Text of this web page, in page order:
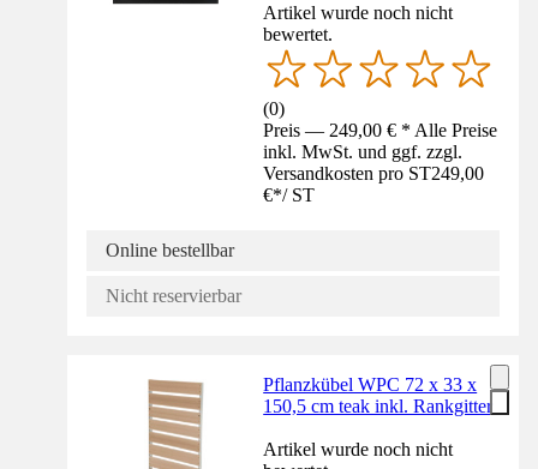
Artikel wurde noch nicht
bewertet.
(0)
Preis — 249,00 € * Alle Preise
inkl. MwSt. und ggf. zzgl.
Versandkosten pro ST249,00
€*/ ST
Online bestellbar
Nicht reservierbar
Pflanzkübel WPC 72 x 33 x
150,5 cm teak inkl. Rankgitter
Artikel wurde noch nicht